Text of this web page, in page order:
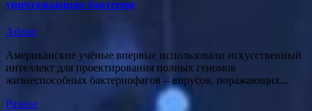
уничтожающих бактерии
Admin
Американские учёные впервые использовали искусственный
интеллект для проектирования полных геномов
жизнеспособных бактериофагов – вирусов, поражающих...
Разное